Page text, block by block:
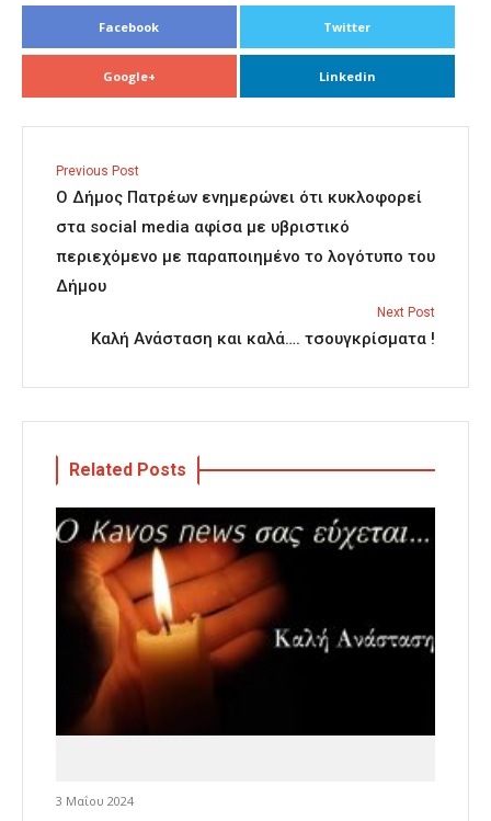
Facebook Twitter
Google+ Linkedin
Previous Post
Ο Δήμος Πατρέων ενημερώνει ότι κυκλοφορεί
στα social media αφίσα με υβριστικό
περιεχόμενο με παραποιημένο το λογότυπο του
Δήμου
Next Post
Καλή Ανάσταση και καλά…. τσουγκρίσματα !
Related Posts
3 Μαΐου 2024